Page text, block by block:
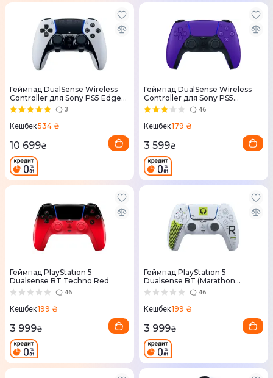
Геймпад DualSense Wireless
Controller для Sony PS5 Edge
(White)
3
Кешбек534 ₴
10 699₴
Геймпад DualSense Wireless
Controller для Sony PS5
(Purple)
46
Кешбек179 ₴
3 599₴
Геймпад PlayStation 5
Dualsense BT Techno Red
46
Кешбек199 ₴
3 999₴
Геймпад PlayStation 5
Dualsense BT (Marathon
Limited Edition)46
Кешбек199 ₴
3 999₴